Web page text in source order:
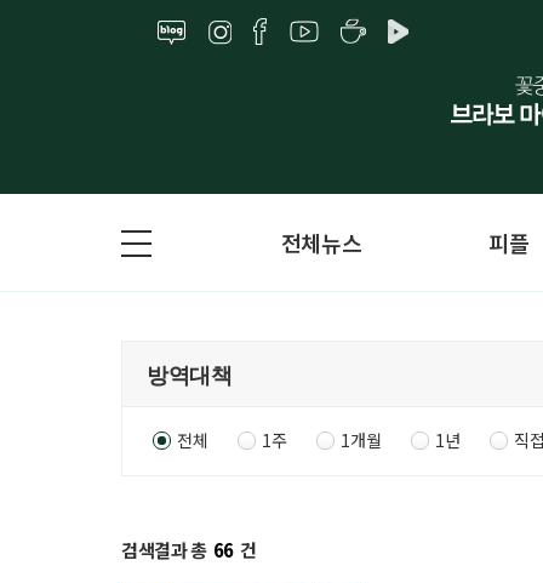
전체뉴스 피플
전체 1주 1개월 1년 직
검색결과 총 66 건